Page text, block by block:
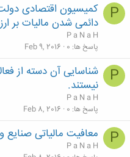
P
کمیسیون اقتصادی
دائمی شدن مالیات بر
P a N a H
پاسخ ها 0
Feb 9, 2016
P
شناسایی آن دسته از
نیستند.
P a N a H
پاسخ ها 0
Feb 8, 2016
P معافیت مالیاتی
P a N a H